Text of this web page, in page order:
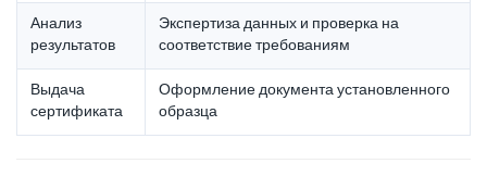
Анализ
результатов
Экспертиза данных и проверка на
соответствие требованиям
Выдача
сертификата
Оформление документа установленного
образца